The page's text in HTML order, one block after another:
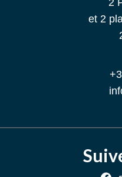
2
et 2